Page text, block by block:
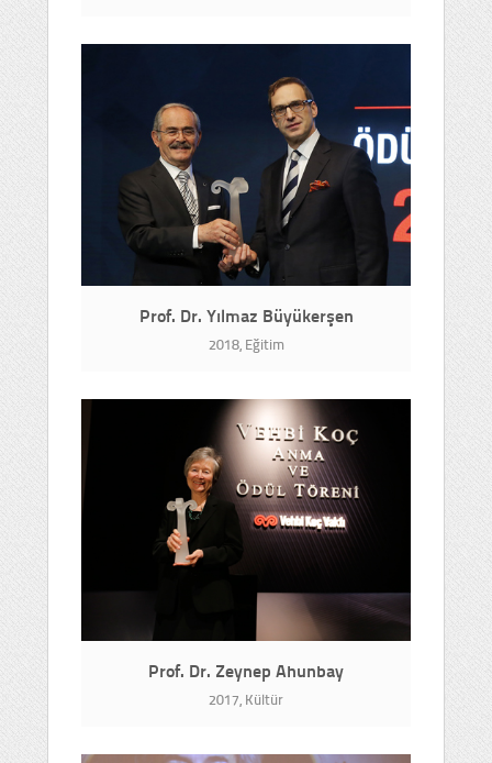
Prof. Dr. Yılmaz Büyükerşen
2018, Eğitim
Prof. Dr. Zeynep Ahunbay
2017, Kültür